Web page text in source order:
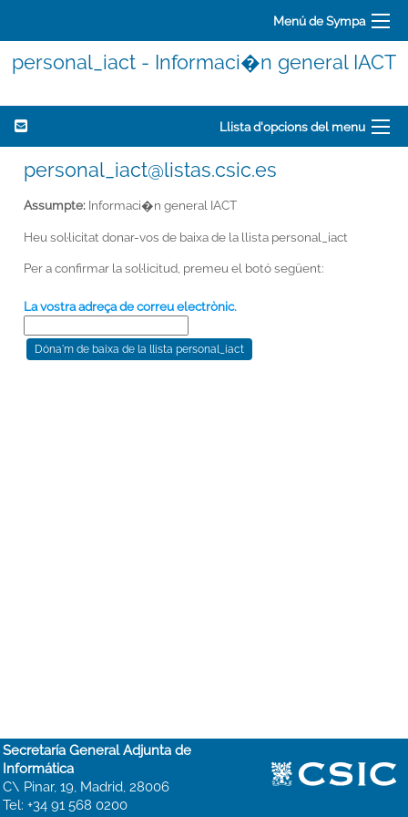
Menú de Sympa
personal_iact - Informaci�n general IACT
Llista d'opcions del menu
personal_iact@listas.csic.es
Assumpte: Informaci�n general IACT
Heu sol·licitat donar-vos de baixa de la llista personal_iact
Per a confirmar la sol·licitud, premeu el botó següent:
La vostra adreça de correu electrònic.
Secretaría General Adjunta de
Informática
C\ Pinar, 19, Madrid, 28006
Tel: +34 91 568 0200